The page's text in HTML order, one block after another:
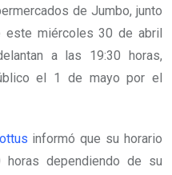
de Jumbo, junto
este miércoles 30 de abril
a las 19:30 horas,
el 1 de mayo por el
informó que su horario
dependiendo de su